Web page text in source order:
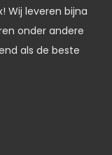
Wij leveren bijna
onder andere
als de beste